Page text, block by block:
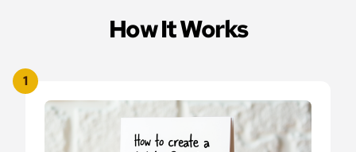
How It Works
1